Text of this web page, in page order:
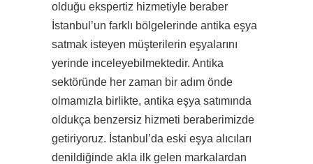
olduğu ekspertiz hizmetiyle beraber
İstanbul’un farklı bölgelerinde antika eşya
satmak isteyen müşterilerin eşyalarını
yerinde inceleyebilmektedir. Antika
sektöründe her zaman bir adım önde
olmamızla birlikte, antika eşya satımında
oldukça benzersiz hizmeti beraberimizde
getiriyoruz. İstanbul’da eski eşya alıcıları
denildiğinde akla ilk gelen markalardan